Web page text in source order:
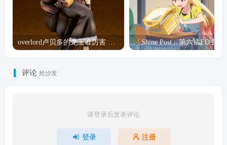
评论 抢沙发
请登录后发表评论
登录 注册